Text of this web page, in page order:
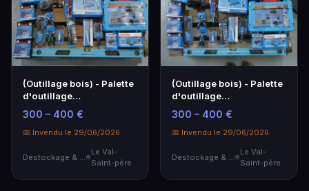
(Outillage bois) - Palette
d'outillage
électroportatif et ma…
300 – 400 €
📅 Invendu le 29/06/2026
Destockage & Invendus
Le Val-
Saint-père
(Outillage bois) - Palette
d'outillage
électroportatif et ma…
300 – 400 €
📅 Invendu le 29/06/2026
Destockage & Invendus
Le Val-
Saint-père